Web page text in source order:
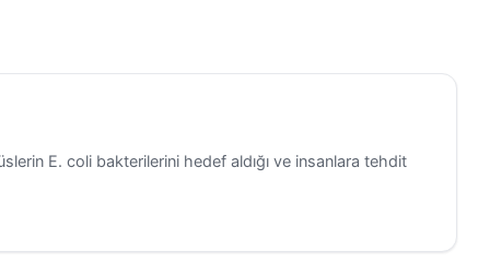
E. coli bakterilerini hedef aldığı ve insanlara tehdit